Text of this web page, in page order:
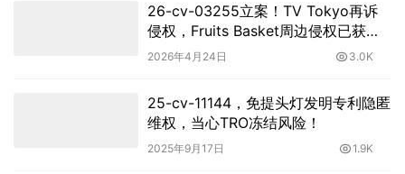
26-cv-03255立案！TV Tokyo再诉
侵权，Fruits Basket周边侵权已获批
TRO
2026年4月24日 3.0K
25-cv-11144，免提头灯发明专利隐匿
维权，当心TRO冻结风险！
2025年9月17日 1.9K